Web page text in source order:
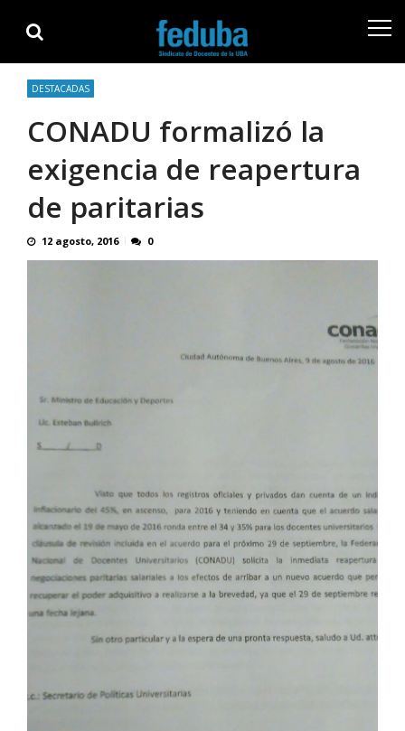
navigation
content
DESTACADAS
CONADU formalizó la
exigencia de reapertura
de paritarias
12 agosto, 2016 0